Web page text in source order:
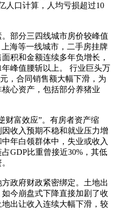
人口计算，人均亏损超过10
部分三四线城市房价较峰值
海等一线城市，二手房挂牌
积和金额连续多年负增长，
年峰值腰斩以上。 行业巨头万
，合同销售额大幅下滑，为
心资产，包括部分养猪业
财富效应”。有房者资产缩
收入预期不稳和就业压力增
年白领群体中，失业或收入
GDP比重曾接近30%，其低
政府财政紧密绑定。土地出
今崩盘式下降直接加剧了收
地出让收入连续大幅下滑，较